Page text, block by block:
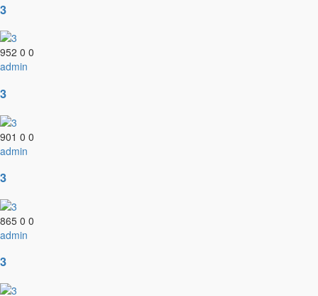
3
952 0 0
admin
3
901 0 0
admin
3
865 0 0
admin
3